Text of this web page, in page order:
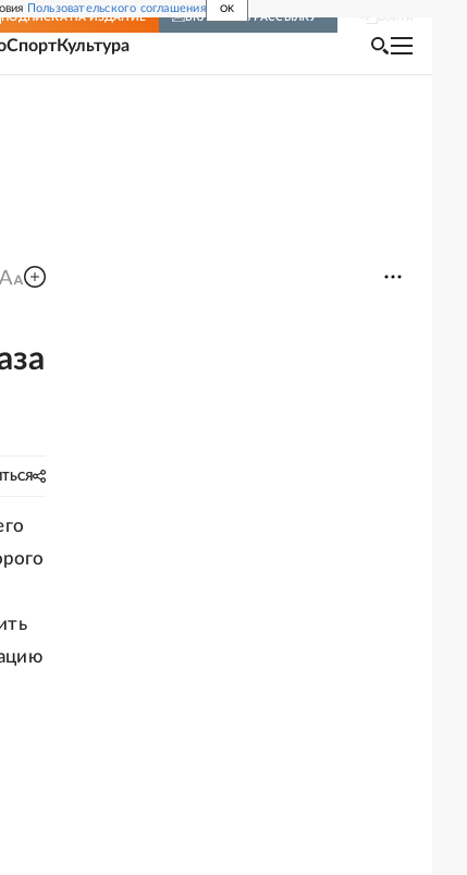
Пользовательского соглашения OK
ПОДПИСКА НА ИЗДАНИЕ ВКЛЮЧИТЬ РАССЫЛКУ
СпортКультура